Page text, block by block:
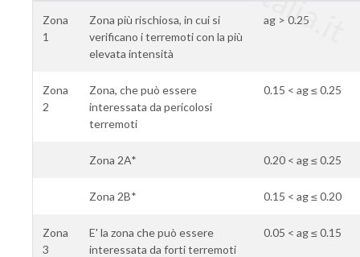
Zona
1
Zona più rischiosa, in cui si
verificano i terremoti con la più
elevata intensità
ag > 0.25
Zona
2
Zona, che può essere
interessata da pericolosi
terremoti
0.15 < ag ≤ 0.25
Zona 2A* 0.20 < ag ≤ 0.25
Zona 2B* 0.15 < ag ≤ 0.20
Zona
3
E' la zona che può essere
interessata da forti terremoti
0.05 < ag ≤ 0.15